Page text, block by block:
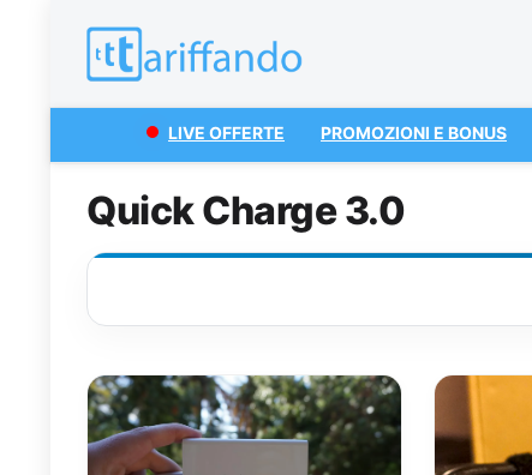
LIVE OFFERTE PROMOZIONI E BONUS
Quick Charge 3.0